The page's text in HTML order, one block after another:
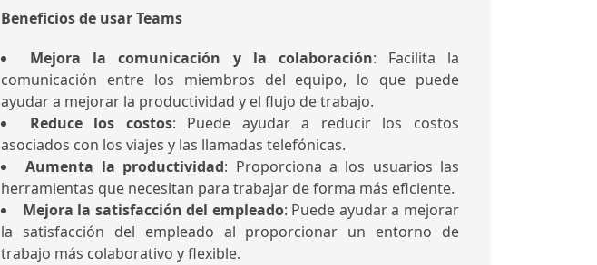
Beneficios de usar Teams
Mejora la comunicación y la colaboración: Facilita la
comunicación entre los miembros del equipo, lo que puede
ayudar a mejorar la productividad y el flujo de trabajo.
Reduce los costos: Puede ayudar a reducir los costos
asociados con los viajes y las llamadas telefónicas.
Aumenta la productividad: Proporciona a los usuarios las
herramientas que necesitan para trabajar de forma más eficiente.
Mejora la satisfacción del empleado: Puede ayudar a mejorar
la satisfacción del empleado al proporcionar un entorno de
trabajo más colaborativo y flexible.